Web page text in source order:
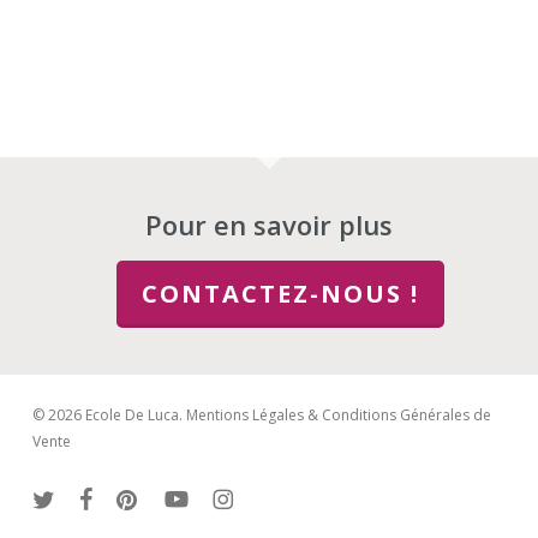
Pour en savoir plus
CONTACTEZ-NOUS !
© 2026 Ecole De Luca. Mentions Légales & Conditions Générales de
Vente
twitter facebookpinterestyoutubeinstagram